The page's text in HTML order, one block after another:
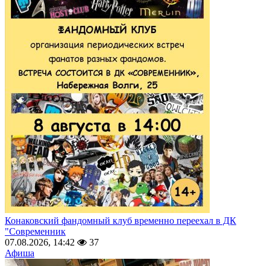
Конаковский фандомный клуб временно переехал в ДК
"Современник
07.08.2026, 14:42
37
Афиша